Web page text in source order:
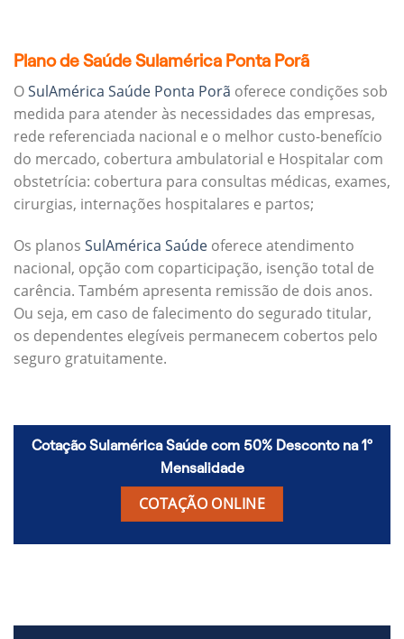
Plano de Saúde Sulamérica Ponta Porã
OSulAmérica Saúde Ponta Porã oferece condições sob
medida para atender às necessidades das empresas,
rede referenciada nacional e o melhor custo-benefício
do mercado, cobertura ambulatorial e Hospitalar com
obstetrícia: cobertura para consultas médicas, exames,
cirurgias, internações hospitalares e partos;
Os planos SulAmérica Saúde oferece atendimento
nacional, opção com coparticipação, isenção total de
carência. Também apresenta remissão de dois anos.
Ou seja, em caso de falecimento do segurado titular,
os dependentes elegíveis permanecem cobertos pelo
seguro gratuitamente.
Cotação Sulamérica Saúde com 50% Desconto na 1º
Mensalidade
COTAÇÃO ONLINE